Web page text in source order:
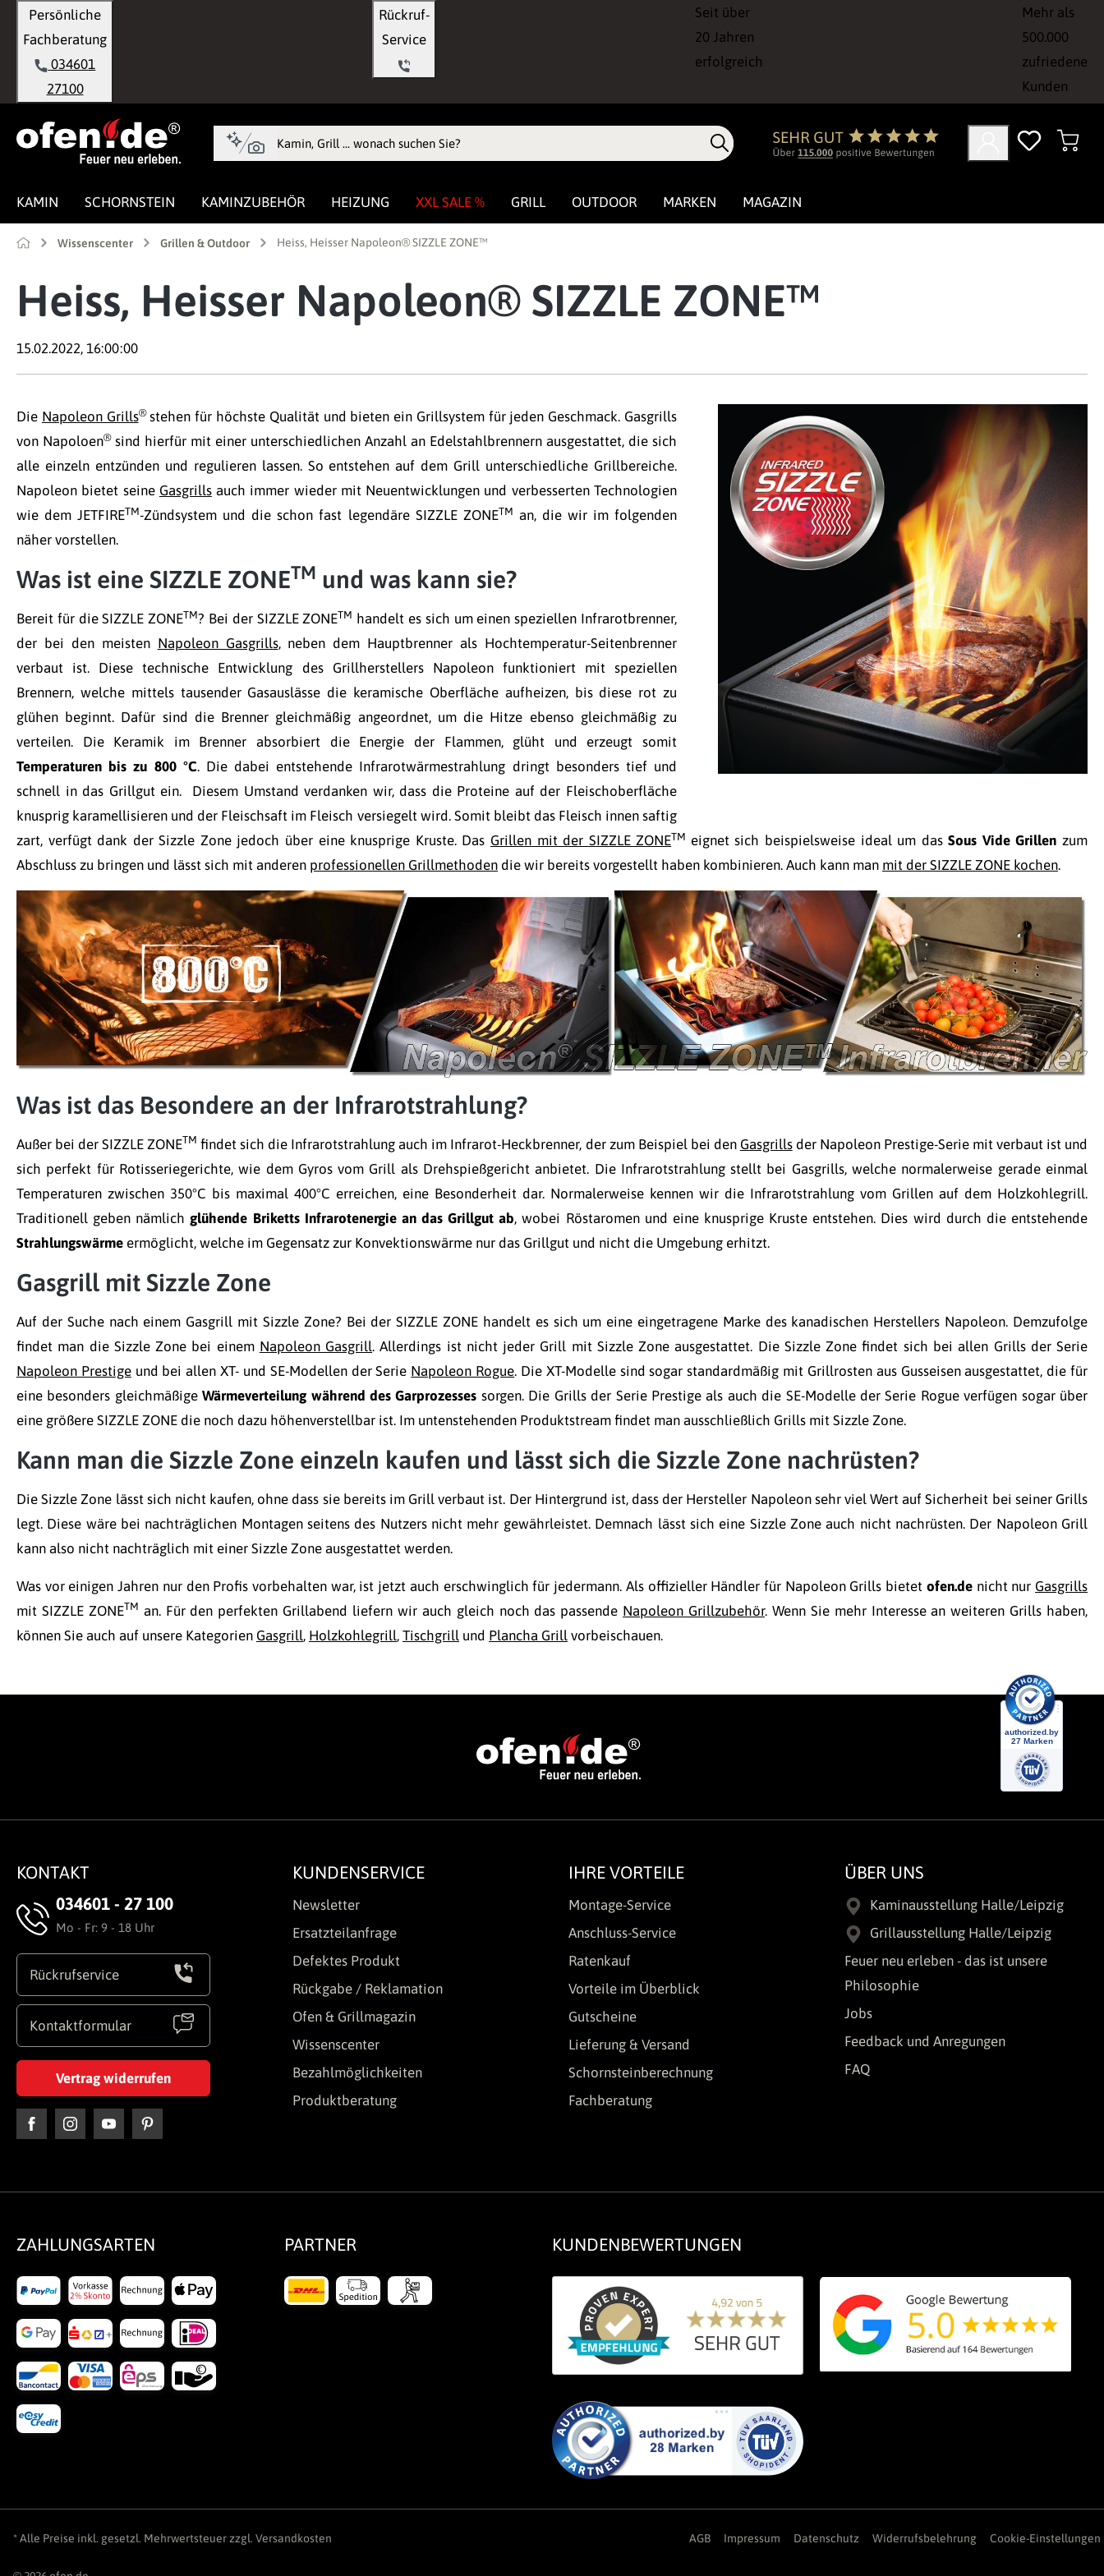
Zur Hauptnavigation springen
Persönliche
Fachberatung
034601
27100
Rückruf-
Seit über
20 Jahren
erfolgreich
Mehr als
500.000
zufriedene
Kunden
KAMIN SCHORNSTEIN KAMINZUBEHÖR HEIZUNG XXL SALE % GRILL OUTDOOR MARKEN MAGAZIN
Wissenscenter Grillen & Outdoor Heiss, Heisser Napoleon® SIZZLE ZONE™
Heiss, Heisser Napoleon® SIZZLE ZONE™
15.02.2022, 16:00:00
Die Napoleon Grills®stehen für höchste Qualität und bieten ein Grillsystem für jeden Geschmack. Gasgrills
von Napoloen®sind hierfür mit einer unterschiedlichen Anzahl an Edelstahlbrennern ausgestattet, die sich
alle einzeln entzünden und regulieren lassen. So entstehen auf dem Grill unterschiedliche Grillbereiche.
Napoleon bietet seine Gasgrillsauch immer wieder mit Neuentwicklungen und verbesserten Technologien
wie dem JETFIRETM-Zündsystem und die schon fast legendäre SIZZLE ZONETM an, die wir im folgenden
näher vorstellen.
Was ist eine SIZZLE ZONETM und was kann sie?
Bereit für die SIZZLE ZONETM? Bei der SIZZLE ZONETM handelt es sich um einen speziellen Infrarotbrenner,
der bei den meisten Napoleon Gasgrills, neben dem Hauptbrenner als Hochtemperatur-Seitenbrenner
verbaut ist. Diese technische Entwicklung des Grillherstellers Napoleon funktioniert mit speziellen
Brennern, welche mittels tausender Gasauslässe die keramische Oberfläche aufheizen, bis diese rot zu
glühen beginnt. Dafür sind die Brenner gleichmäßig angeordnet, um die Hitze ebenso gleichmäßig zu
verteilen. Die Keramik im Brenner absorbiert die Energie der Flammen, glüht und erzeugt somit
Temperaturen bis zu 800 °C. Die dabei entstehende Infrarotwärmestrahlung dringt besonders tief und
schnell in das Grillgut ein. Diesem Umstand verdanken wir, dass die Proteine auf der Fleischoberfläche
knusprig karamellisieren und der Fleischsaft im Fleisch versiegelt wird. Somit bleibt das Fleisch innen saftig
zart, verfügt dank der Sizzle Zone jedoch über eine knusprige Kruste. Das Grillen mit der SIZZLE ZONETM eignet sich beispielsweise ideal um dasSous Vide Grillen zum
Abschluss zu bringen und lässt sich mit anderen professionellen Grillmethoden die wir bereits vorgestellt haben kombinieren. Auch kann man mit der SIZZLE ZONE kochen.
Was ist das Besondere an der Infrarotstrahlung?
Außer bei der SIZZLE ZONETM findet sich die Infrarotstrahlung auch im Infrarot-Heckbrenner, der zum Beispiel bei den Gasgrillsder Napoleon Prestige-Serie mit verbaut ist und
sich perfekt für Rotisseriegerichte, wie dem Gyros vom Grill als Drehspießgericht anbietet. Die Infrarotstrahlung stellt bei Gasgrills, welche normalerweise gerade einmal
Temperaturen zwischen 350°C bis maximal 400°C erreichen, eine Besonderheit dar. Normalerweise kennen wir die Infrarotstrahlung vom Grillen auf dem Holzkohlegrill.
Traditionell geben nämlich glühende Briketts Infrarotenergie an das Grillgut ab, wobei Röstaromen und eine knusprige Kruste entstehen. Dies wird durch die entstehende
Strahlungswärme ermöglicht, welche im Gegensatz zur Konvektionswärme nur das Grillgut und nicht die Umgebung erhitzt.
Gasgrill mit Sizzle Zone
Auf der Suche nach einem Gasgrill mit Sizzle Zone? Bei der SIZZLE ZONE handelt es sich um eine eingetragene Marke des kanadischen Herstellers Napoleon. Demzufolge
findet man die Sizzle Zone bei einem Napoleon Gasgrill. Allerdings ist nicht jeder Grill mit Sizzle Zone ausgestattet. Die Sizzle Zone findet sich bei allen Grills der Serie
Napoleon Prestigeund bei allen XT- und SE-Modellen der Serie Napoleon Rogue. Die XT-Modelle sind sogar standardmäßig mit Grillrosten aus Gusseisen ausgestattet, die für
eine besonders gleichmäßigeWärmeverteilung während des Garprozesses sorgen. Die Grills der Serie Prestige als auch die SE-Modelle der Serie Rogue verfügen sogar über
eine größere SIZZLE ZONE die noch dazu höhenverstellbar ist. Im untenstehenden Produktstream findet man ausschließlich Grills mit Sizzle Zone.
Kann man die Sizzle Zone einzeln kaufen und lässt sich die Sizzle Zone nachrüsten?
Die Sizzle Zone lässt sich nicht kaufen, ohne dass sie bereits im Grill verbaut ist. Der Hintergrund ist, dass der Hersteller Napoleon sehr viel Wert auf Sicherheit bei seiner Grills
legt. Diese wäre bei nachträglichen Montagen seitens des Nutzers nicht mehr gewährleistet. Demnach lässt sich eine Sizzle Zone auch nicht nachrüsten. Der Napoleon Grill
kann also nicht nachträglich mit einer Sizzle Zone ausgestattet werden.
Was vor einigen Jahren nur den Profis vorbehalten war, ist jetzt auch erschwinglich für jedermann. Als offizieller Händler für Napoleon Grills bietet ofen.denicht nur Gasgrills
mit SIZZLE ZONETM an. Für den perfekten Grillabend liefern wir auch gleich noch das passende Napoleon Grillzubehör. Wenn Sie mehr Interesse an weiteren Grills haben,
können Sie auch auf unsere Kategorien Gasgrill, Holzkohlegrill, Tischgrill und Plancha Grill vorbeischauen.
KONTAKT
034601 - 27 100
Mo - Fr: 9 - 18 Uhr
Rückrufservice
Kontaktformular
Vertrag widerrufen
KUNDENSERVICE
Newsletter
Ersatzteilanfrage
Defektes Produkt
Rückgabe / Reklamation
Ofen & Grillmagazin
Wissenscenter
Bezahlmöglichkeiten
Produktberatung
IHRE VORTEILE
Montage-Service
Anschluss-Service
Ratenkauf
Vorteile im Überblick
Gutscheine
Lieferung & Versand
Schornsteinberechnung
Fachberatung
ÜBER UNS
Kaminausstellung Halle/Leipzig
Grillausstellung Halle/Leipzig
Feuer neu erleben - das ist unsere
Philosophie
Jobs
Feedback und Anregungen
FAQ
ZAHLUNGSARTEN PARTNER KUNDENBEWERTUNGEN
* Alle Preise inkl. gesetzl. Mehrwertsteuer zzgl. Versandkosten AGB Impressum Datenschutz Widerrufsbelehrung Cookie-Einstellungen